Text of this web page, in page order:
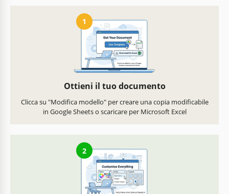
1
Ottieni il tuo documento
Clicca su "Modifica modello" per creare una copia modificabile
in Google Sheets o scaricare per Microsoft Excel
2